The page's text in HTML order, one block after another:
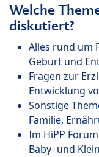
Welche
diskutiert?
Alles rund um
Geburt und
Fragen zur
Entwicklung
Sonstige
Familie,
Im HiPP
Baby- und